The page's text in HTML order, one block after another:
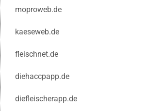
moproweb.de
kaeseweb.de
fleischnet.de
diehaccpapp.de
diefleischerapp.de